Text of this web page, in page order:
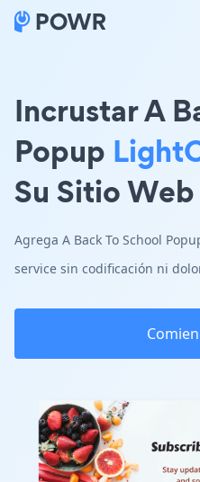
Incrustar A
Popup
Su Sitio Web
Agrega A Back To School
service sin codificación ni